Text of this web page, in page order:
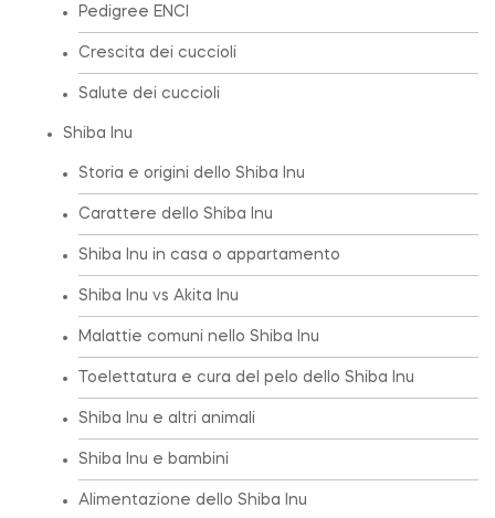
Pedigree ENCI
Crescita dei cuccioli
Salute dei cuccioli
Shiba Inu
Storia e origini dello Shiba Inu
Carattere dello Shiba Inu
Shiba Inu in casa o appartamento
Shiba Inu vs Akita Inu
Malattie comuni nello Shiba Inu
Toelettatura e cura del pelo dello Shiba Inu
Shiba Inu e altri animali
Shiba Inu e bambini
Alimentazione dello Shiba Inu